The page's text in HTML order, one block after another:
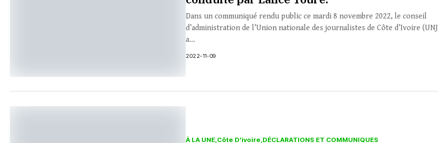
Dans un communiqué rendu public ce mardi 8 novembre 2022, le conseil
d’administration de l’Union nationale des journalistes de Côte d’Ivoire
a...
2022-11-09
À LA UNE Côte D’ivoire DÉCLARATIONS ET COMMUNIQUES